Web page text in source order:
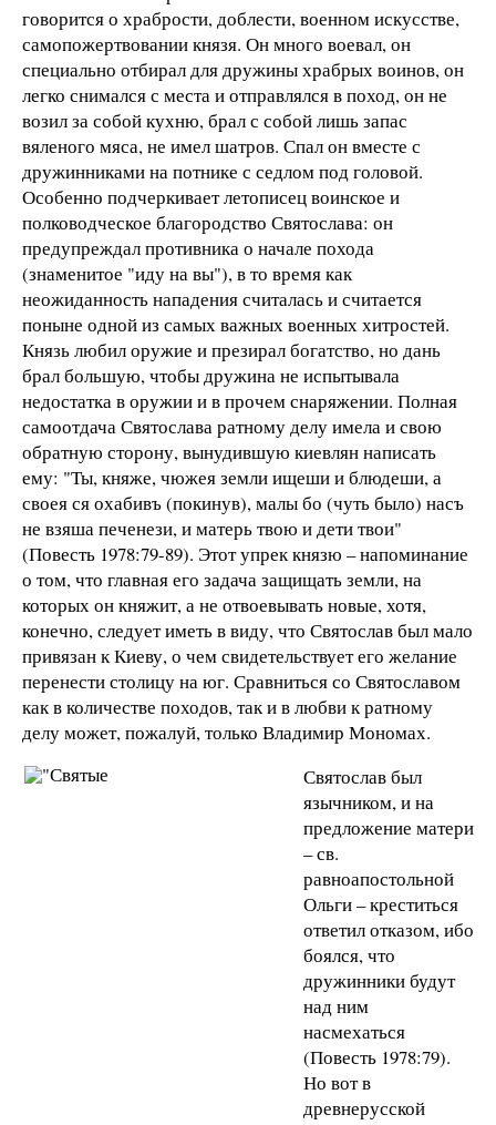
говорится о храбрости, доблести, военном искусстве,
самопожертвовании князя. Он много воевал, он
специально отбирал для дружины храбрых воинов, он
легко снимался с места и отправлялся в поход, он не
возил за собой кухню, брал с собой лишь запас
вяленого мяса, не имел шатров. Спал он вместе с
дружинниками на потнике с седлом под головой.
Особенно подчеркивает летописец воинское и
полководческое благородство Святослава: он
предупреждал противника о начале похода
(знаменитое "иду на вы"), в то время как
неожиданность нападения считалась и считается
поныне одной из самых важных военных хитростей.
Князь любил оружие и презирал богатство, но дань
брал большую, чтобы дружина не испытывала
недостатка в оружии и в прочем снаряжении. Полная
самоотдача Святослава ратному делу имела и свою
обратную сторону, вынудившую киевлян написать
ему: "Ты, княже, чюжея земли ищеши и блюдеши, а
своея ся охабивъ (покинув), малы бо (чуть было) насъ
не взяша печенези, и матерь твою и дети твои"
(Повесть 1978:79-89). Этот упрек князю – напоминание
о том, что главная его задача защищать земли, на
которых он княжит, а не отвоевывать новые, хотя,
конечно, следует иметь в виду, что Святослав был мало
привязан к Киеву, о чем свидетельствует его желание
перенести столицу на юг. Сравниться со Святославом
как в количестве походов, так и в любви к ратному
делу может, пожалуй, только Владимир Мономах.
Святослав был
язычником, и на
предложение матери
– св.
равноапостольной
Ольги – креститься
ответил отказом, ибо
боялся, что
дружинники будут
над ним
насмехаться
(Повесть 1978:79).
Но вот в
древнерусской